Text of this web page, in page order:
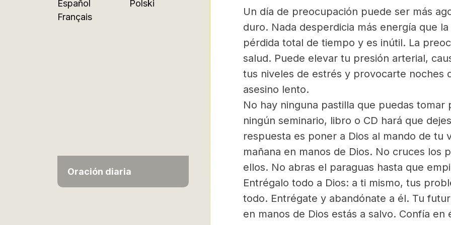
Español
Français
Polski
Oración diaria
Un día de preocupación puede ser más
duro. Nada desperdicia más energía que
pérdida total de tiempo y es inútil. La
salud. Puede elevar tu presión arterial,
tus niveles de estrés y provocarte noches
asesino lento.
No hay ninguna pastilla que puedas
ningún seminario, libro o CD hará que
respuesta es poner a Dios al mando de tu
mañana en manos de Dios. No cruces los
ellos. No abras el paraguas hasta que
Entrégalo todo a Dios: a ti mismo, tus
todo. Entrégate y abandónate a él. Tu
en manos de Dios estás a salvo. Confía en